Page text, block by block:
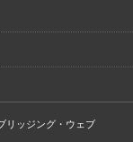
リッジング・ウェブ